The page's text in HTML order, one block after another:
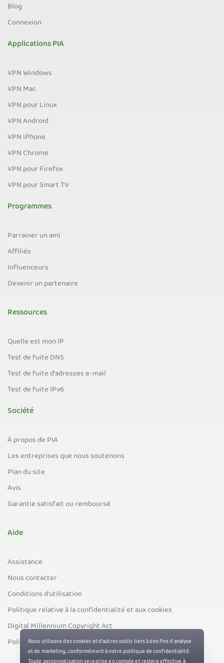
Blog
Connexion
Applications PIA
VPN Windows
VPN Mac
VPN pour Linux
VPN Android
VPN iPhone
VPN Chrome
VPN pour Firefox
VPN pour Smart TV
Programmes
Parrainer un ami
Affiliés
Influenceurs
Devenir un partenaire
Ressources
Quelle est mon IP
Test de fuite DNS
Test de fuite d'adresses e-mail
Test de fuite IPv6
Société
À propos de PIA
Les entreprises que nous soutenons
Plan du site
Avis
Garantie satisfait ou remboursé
Aide
Assistance
Nous contacter
Conditions d'utilisation
Politique relative à la confidentialité et aux cookies
Digital Millennium Copyright Act
Politique du contrôle des exportations